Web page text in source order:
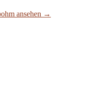
ansehen →